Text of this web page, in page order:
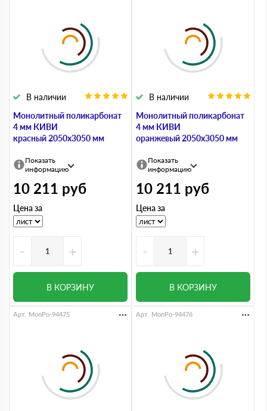
Монолитный поликарбонат
4 мм КИВИ
красный 2050х3050 мм
В наличии
Показать
информацию
10 211 руб
Цена за
- +
В КОРЗИНУ
Монолитный поликарбонат
4 мм КИВИ
оранжевый 2050х3050 мм
В наличии
Показать
информацию
10 211 руб
Цена за
- +
В КОРЗИНУ
Арт. MonPo-94475 Арт. MonPo-94476